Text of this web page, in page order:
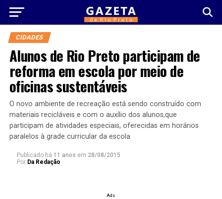
CIDADES
Alunos de Rio Preto participam de
reforma em escola por meio de
oficinas sustentáveis
O novo ambiente de recreação está sendo construído com
materiais recicláveis e com o auxílio dos alunos,que
participam de atividades especiais, oferecidas em horários
paralelos à grade curricular da escola
Publicado há 11 anos em 28/08/2015
Por Da Redação
Ads